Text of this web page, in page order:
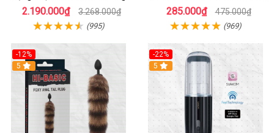
2.190.000₫ 3.268.000₫
(995)
Thời Gian
285.000₫ 475.000₫
(969)
-12%
Hot
5
-22%
5